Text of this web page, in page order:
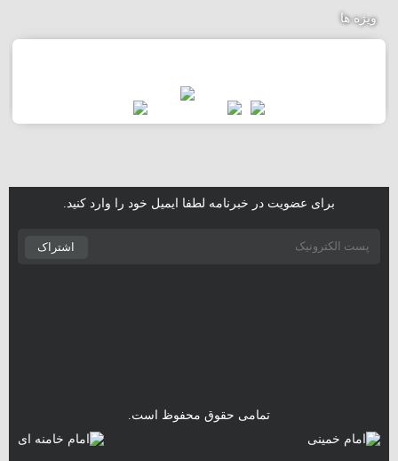
ویژه ها
برای عضویت در خبرنامه لطفا ایمیل خود را وارد کنید.
اشتراک
تمامی حقوق محفوظ است.